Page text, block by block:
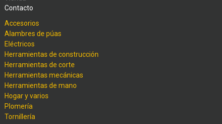
Contacto
Accesorios
Alambres de púas
Eléctricos
Herramientas de construcción
Herramientas de corte
Herramientas mecánicas
Herramientas de mano
Hogar y varios
Plomería
Tornillería